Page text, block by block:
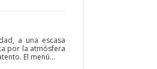
a una escasa
por la atmósfera
El menú...